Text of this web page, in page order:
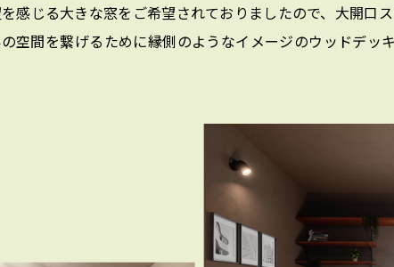
感じる大きな窓をご希望されておりましたので、大開口
空間を繋げるために縁側のようなイメージのウッドデッ